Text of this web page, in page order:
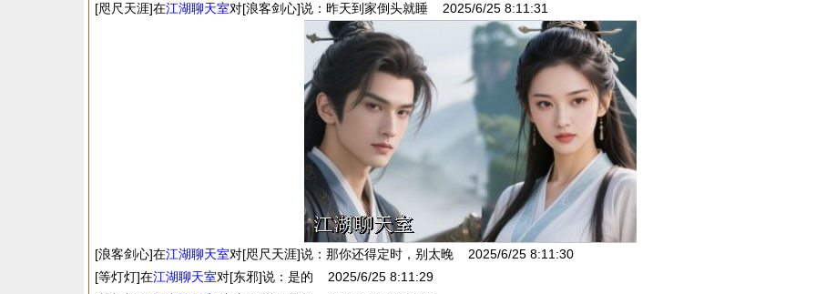
[咫尺天涯]在江湖聊天室对[浪客剑心]说：昨天到家倒头就睡 2025/6/25 8:11:31
[浪客剑心]在江湖聊天室对[咫尺天涯]说：那你还得定时，别太晚 2025/6/25 8:11:30
[等灯灯]在江湖聊天室对[东邪]说：是的 2025/6/25 8:11:29